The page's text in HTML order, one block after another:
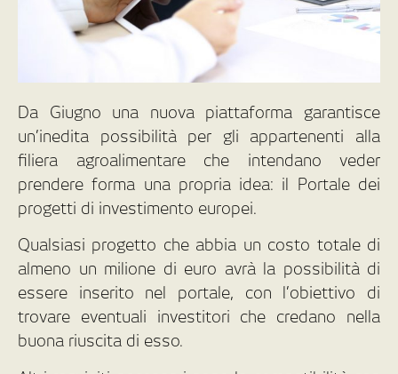
Da Giugno una nuova piattaforma garantisce
un’inedita possibilità per gli appartenenti alla
filiera agroalimentare che intendano veder
prendere forma una propria idea: il Portale dei
progetti di investimento europei.
Qualsiasi progetto che abbia un costo totale di
almeno un milione di euro avrà la possibilità di
essere inserito nel portale, con l’obiettivo di
trovare eventuali investitori che credano nella
buona riuscita di esso.